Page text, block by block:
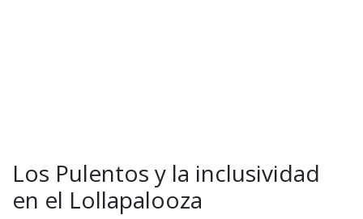
Los Pulentos y la inclusividad
en el Lollapalooza